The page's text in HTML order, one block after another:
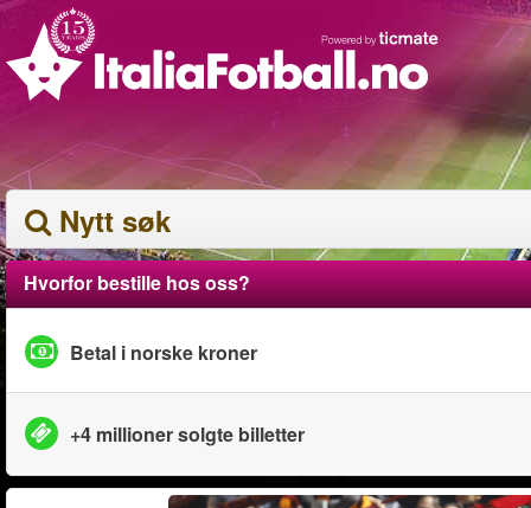
Nytt søk
Hvorfor bestille hos oss?
Betal i norske kroner
+4 millioner solgte billetter